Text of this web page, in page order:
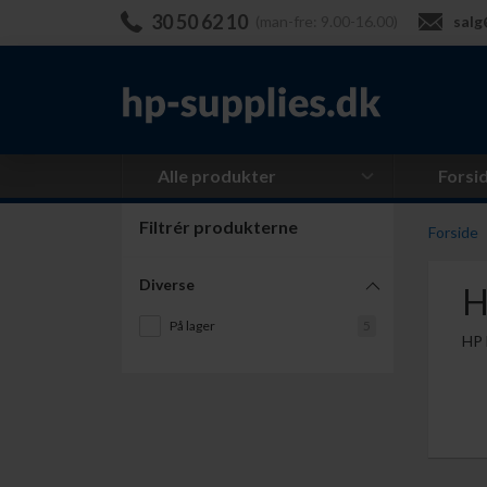
30 50 62 10
Alle produkter
Filtrér produkterne
Diverse
På lager
Forside